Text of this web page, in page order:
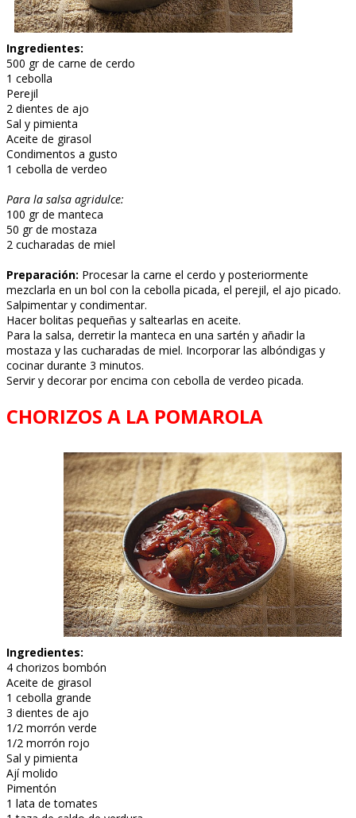
Ingredientes:
500 gr de carne de cerdo
1 cebolla
Perejil
2 dientes de ajo
Sal y pimienta
Aceite de girasol
Condimentos a gusto
1 cebolla de verdeo
Para la salsa agridulce:
100 gr de manteca
50 gr de mostaza
2 cucharadas de miel
Preparación: Procesar la carne el cerdo y posteriormente
mezclarla en un bol con la cebolla picada, el perejil, el ajo picado.
Salpimentar y condimentar.
Hacer bolitas pequeñas y saltearlas en aceite.
Para la salsa, derretir la manteca en una sartén y añadir la
mostaza y las cucharadas de miel. Incorporar las albóndigas y
cocinar durante 3 minutos.
Servir y decorar por encima con cebolla de verdeo picada.
CHORIZOS A LA POMAROLA
Ingredientes:
4 chorizos bombón
Aceite de girasol
1 cebolla grande
3 dientes de ajo
1/2 morrón verde
1/2 morrón rojo
Sal y pimienta
Ají molido
Pimentón
1 lata de tomates